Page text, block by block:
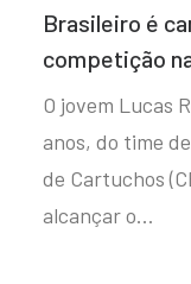
Brasileiro é
competição
O jovem Lucas
anos, do time
de Cartuchos
alcançar o…